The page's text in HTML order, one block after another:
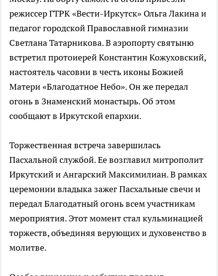
режиссер ГТРК «Вести-Иркутск» Ольга Лакина и
педагог городской Православной гимназии
Светлана Татарникова. В аэропорту святыню
встретил протоиерей Константин Кожуховский,
настоятель часовни в честь иконы Божией
Матери «Благодатное Небо». Он же передал
огонь в Знаменский монастырь. Об этом
сообщают в Иркутской епархии.
Торжественная встреча завершилась
Пасхальной службой. Ее возглавил митрополит
Иркутский и Ангарский Максимилиан. В рамках
церемонии владыка зажег Пасхальные свечи и
передал Благодатный огонь всем участникам
мероприятия. Этот момент стал кульминацией
торжеств, объединяя верующих и духовенство в
молитве.